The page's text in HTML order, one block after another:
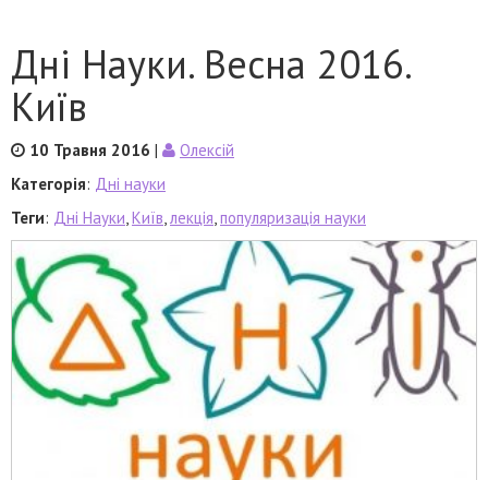
Дні Науки. Весна 2016.
Київ
10 Травня 2016 |
Олексій
Категорія: Дні науки
Теги: Дні Науки,Київ,лекція,популяризація науки